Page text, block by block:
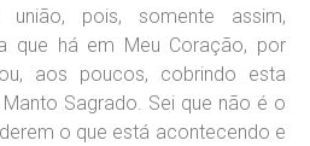
pois, somente assim,
que há em Meu Coração, por
aos poucos, cobrindo esta
Sagrado. Sei que não é o
o que está acontecendo e